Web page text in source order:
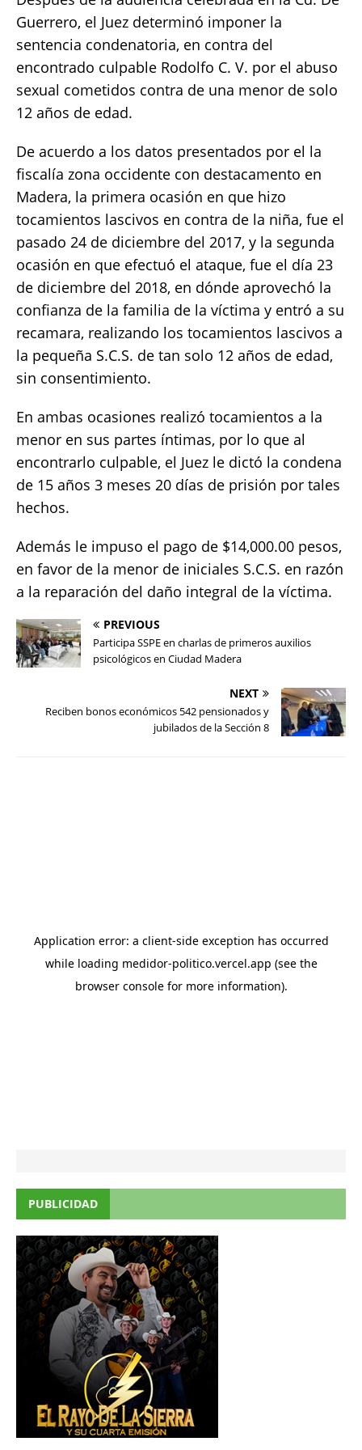
c
e
b
o
o
k
it
te
r
ai
l
at
s
A
p
p
y
Li
n
a
re
Guerrero, el Juez determinó imponer la
sentencia condenatoria, en contra del
encontrado culpable Rodolfo C. V. por el abuso
sexual cometidos contra de una menor de solo
12 años de edad.
De acuerdo a los datos presentados por el la
fiscalía zona occidente con destacamento en
Madera, la primera ocasión en que hizo
tocamientos lascivos en contra de la niña, fue el
pasado 24 de diciembre del 2017, y la segunda
ocasión en que efectuó el ataque, fue el día 23
de diciembre del 2018, en dónde aprovechó la
confianza de la familia de la víctima y entró a su
recamara, realizando los tocamientos lascivos a
la pequeña S.C.S. de tan solo 12 años de edad,
sin consentimiento.
En ambas ocasiones realizó tocamientos a la
menor en sus partes íntimas, por lo que al
encontrarlo culpable, el Juez le dictó la condena
de 15 años 3 meses 20 días de prisión por tales
hechos.
Además le impuso el pago de $14,000.00 pesos,
en favor de la menor de iniciales S.C.S. en razón
a la reparación del daño integral de la víctima.
PREVIOUS
Participa SSPE en charlas de primeros auxilios
psicológicos en Ciudad Madera
NEXT
Reciben bonos económicos 542 pensionados y
jubilados de la Sección 8
PUBLICIDAD